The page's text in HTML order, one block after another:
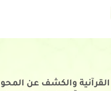
والكشف عن المحور